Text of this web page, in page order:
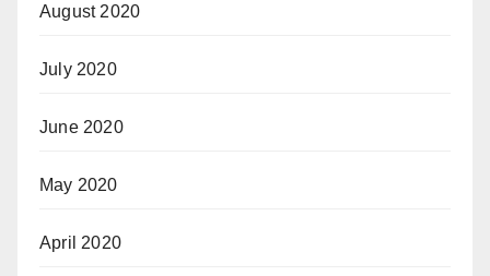
August 2020
July 2020
June 2020
May 2020
April 2020